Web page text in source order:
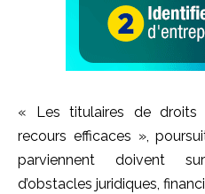
« Les titulaires de droits
recours efficaces »,
parviennent doivent
d’obstacles juridiques,